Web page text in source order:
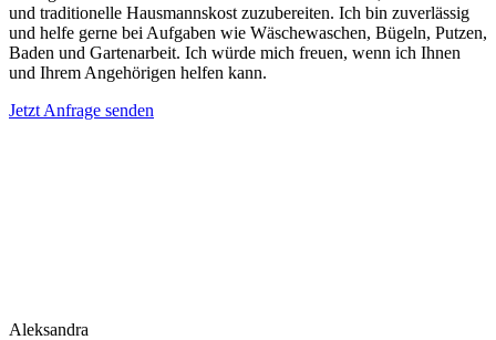
und traditionelle Hausmannskost zuzubereiten. Ich bin zuverlässig
und helfe gerne bei Aufgaben wie Wäschewaschen, Bügeln, Putzen,
Baden und Gartenarbeit. Ich würde mich freuen, wenn ich Ihnen
und Ihrem Angehörigen helfen kann.
Jetzt Anfrage senden
Aleksandra